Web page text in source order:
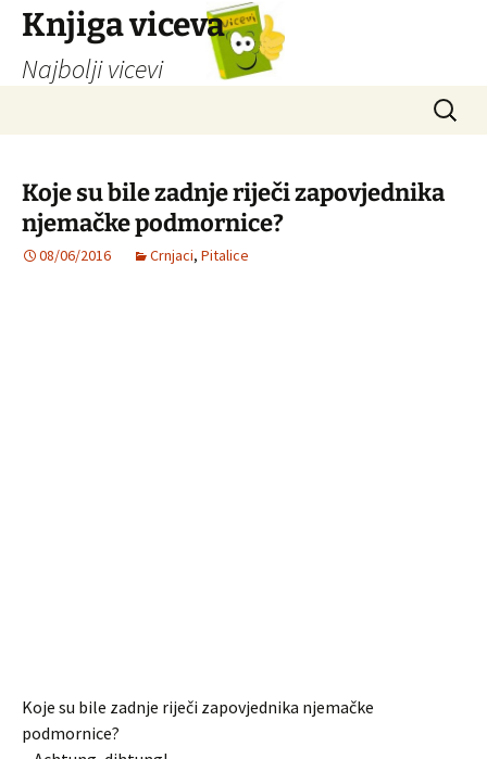
Knjiga viceva
Najbolji vicevi
Koje su bile zadnje riječi zapovjednika
njemačke podmornice?
08/06/2016 Crnjaci, Pitalice
Koje su bile zadnje riječi zapovjednika njemačke
podmornice?